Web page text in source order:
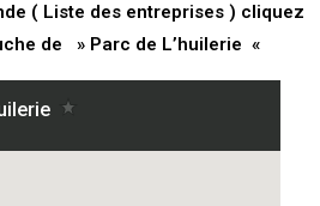
( Liste des entreprises ) cliquez
de » Parc de L’huilerie «